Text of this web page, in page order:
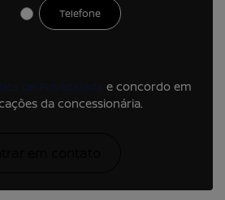
Telefone
de Privacidade e concordo em
da concessionária.